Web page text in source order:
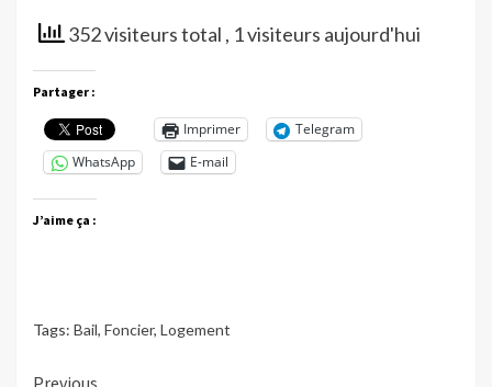
352 visiteurs total , 1 visiteurs aujourd'hui
Partager :
Imprimer
Telegram
WhatsApp
E-mail
J’aime ça :
Tags: Bail, Foncier, Logement
Previous